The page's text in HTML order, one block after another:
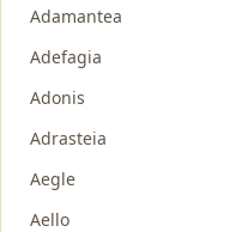
Adamantea
Adefagia
Adonis
Adrasteia
Aegle
Aello